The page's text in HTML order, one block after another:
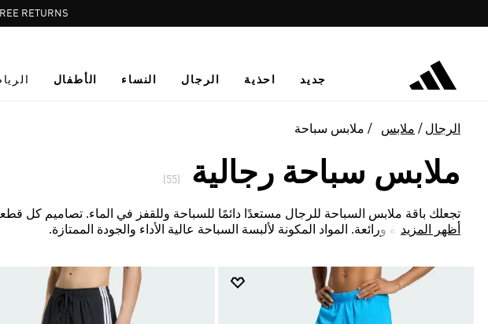
جديد احذية الرجال النساء الأطفال
الرجال ملابس ملابس سباحة
ملابس سباحة رجالية
تجعلك باقة ملابس السباحة للرجال مستعدًا دائمًا للسباحة وللقفز في الماء. تصاميم كل
أصلية ومبدعة ورائعة. المواد المكونة لألبسة السباحة عالية الأداء والجودة الممتازة.
أظهر المزيد